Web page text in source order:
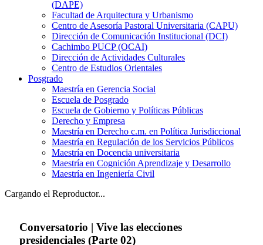
(DAPE)
Facultad de Arquitectura y Urbanismo
Centro de Asesoría Pastoral Universitaria (CAPU)
Dirección de Comunicación Institucional (DCI)
Cachimbo PUCP (OCAI)
Dirección de Actividades Culturales
Centro de Estudios Orientales
Posgrado
Maestría en Gerencia Social
Escuela de Posgrado
Escuela de Gobierno y Políticas Públicas
Derecho y Empresa
Maestría en Derecho c.m. en Política Jurisdiccional
Maestría en Regulación de los Servicios Públicos
Maestría en Docencia universitaria
Maestría en Cognición Aprendizaje y Desarrollo
Maestría en Ingeniería Civil
Cargando el Reproductor...
Conversatorio | Vive las elecciones
presidenciales (Parte 02)